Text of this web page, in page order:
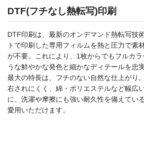
DTF(フチなし熱転写)印刷
DTF印刷は、最新のオンデマンド熱転写技
トで印刷した専用フィルムを熱と圧力で素
が不要。これにより、1枚からでもフルカ
うな鮮やかな発色と細かなディテールを忠
最大の特長は、フチのない自然な仕上がり
右されにくく、綿・ポリエステルなど幅広
に、洗濯や摩擦にも強い耐久性を備えてい
愛用いただけます。